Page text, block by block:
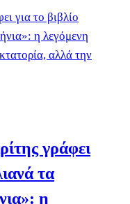
γράφει
τα
η